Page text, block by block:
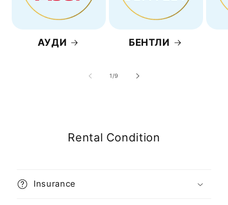
АУДИ БЕНТЛИ
1/из
9
Rental Condition
Insurance